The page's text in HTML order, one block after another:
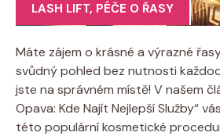
LASH LIFT, PÉČE O ŘASY
Máte zájem o krásné a výrazné
svůdný pohled bez nutnosti
jste na správném místě! V našem
Opava: Kde Najít Nejlepší Služby“
této populární kosmetické